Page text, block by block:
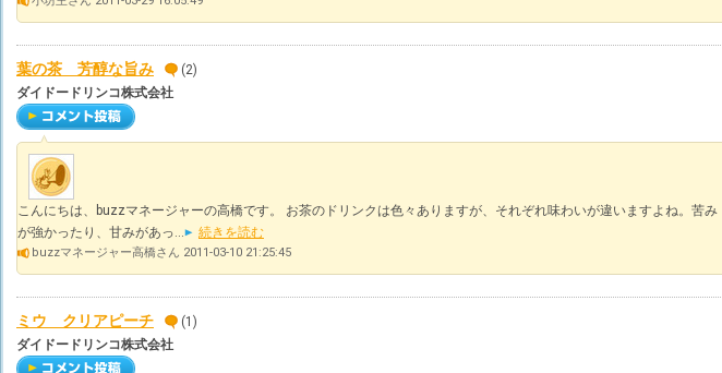
葉の茶 芳醇な旨み
(2)
ダイドードリンコ株式会社
こんにちは、buzzマネージャーの高橋です。 お茶のドリンクは色々ありますが、それぞれ味わいが違いますよね。苦み
が強かったり、甘みがあっ...
続きを読む
buzzマネージャー高橋さん 2011-03-10 21:25:45
ミウ クリアピーチ
(1)
ダイドードリンコ株式会社